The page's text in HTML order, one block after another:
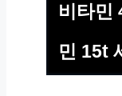
비타민
민 15t